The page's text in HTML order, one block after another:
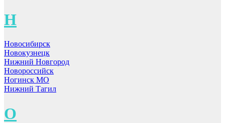
Н
Новосибирск
Новокузнецк
Нижний Новгород
Новороссийск
Ногинск МО
Нижний Тагил
О